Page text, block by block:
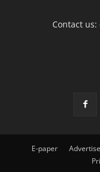
Contact us:
E-paper Advertise